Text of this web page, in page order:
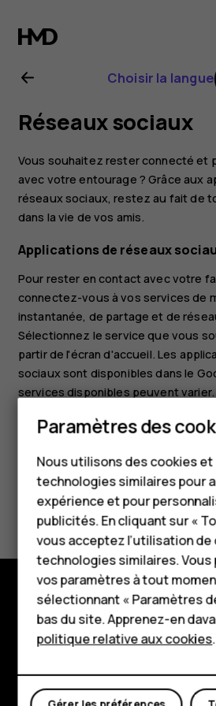
Guide
de
Nokia
7
Plus
Smartphones
Téléphones
Accessoires
HMD Terra M
Pour les
Tablettes
Boutique
Choisir la langue
Réseaux sociaux
Vous souhaitez rester connecté et
avec votre entourage ? Grâce aux
réseaux sociaux, restez au fait de
dans la vie de vos amis.
Applications de réseaux
Pour rester en contact avec votre
connectez-vous à vos services de
instantanée, de partage et de
Sélectionnez le service que vous
partir de l'écran d'accueil. Les
sociaux sont disponibles dans le
services disponibles peuvent varier.
Avez-vous trouvé cela
Oui Non
Boutique
À propos
Planet and people
Paramètres des
Nous utilisons des cookies
technologies similaires pour
expérience et pour
publicités. En cliquant sur «
vous acceptez l’utilisation
technologies similaires.
vos paramètres à tout
sélectionnant « Paramètres
bas du site. Apprenez-en
politique relative aux cookies.